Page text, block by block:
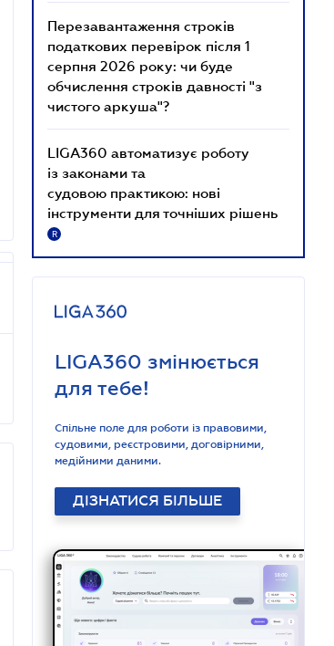
Перезавантаження строків
податкових перевірок після 1
серпня 2026 року: чи буде
обчислення строків давності "з
чистого аркуша"?
LIGA360 автоматизує роботу
із законами та
судовою практикою: нові
інструменти для точніших рішень
R
LIGA360 змінюється
для тебе!
Спільне поле для роботи із правовими,
судовими, реєстровими, договірними,
медійними даними.
ДІЗНАТИСЯ БІЛЬШЕ